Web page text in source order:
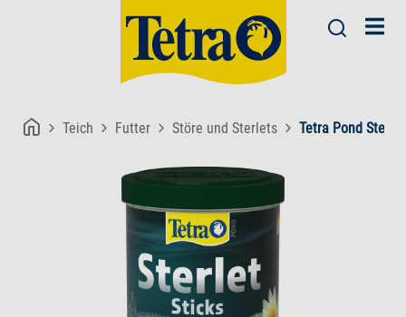
Teich Futter Störe und Sterlets Tetra Pond